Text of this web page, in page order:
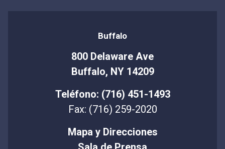
Buffalo
800 Delaware Ave
Buffalo, NY 14209
Teléfono: (716) 451-1493
Fax: (716) 259-2020
Mapa y Direcciones